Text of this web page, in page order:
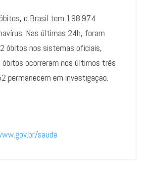
o Brasil tem 198.974
Nas últimas 24h, foram
óbitos nos sistemas oficiais,
óbitos ocorreram nos últimos três
permanecem em investigação.
saude